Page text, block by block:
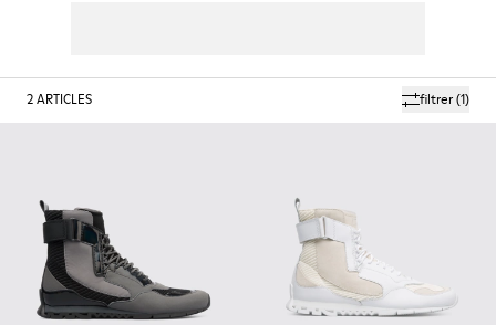
filtrer(1)
2ARTICLES